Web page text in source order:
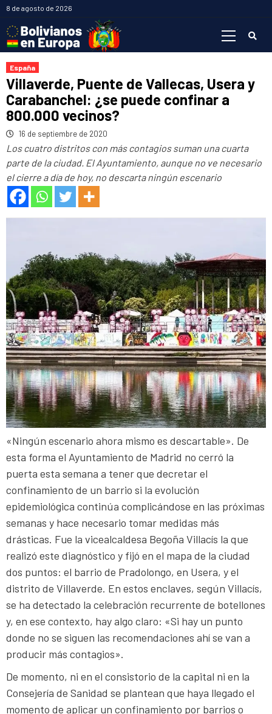
Saltar
contenido
8 de agosto de 2026
España
Villaverde, Puente de Vallecas, Usera y
Carabanchel: ¿se puede confinar a
800.000 vecinos?
16 de septiembre de 2020
Los cuatro distritos con más contagios suman una cuarta
parte de la ciudad. El Ayuntamiento, aunque no ve necesario
el cierre a día de hoy, no descarta ningún escenario
«Ningún escenario ahora mismo es descartable». De
esta forma el Ayuntamiento de Madrid no cerró la
puerta esta semana a tener que decretar el
confinamiento de un barrio si la evolución
epidemiológica continúa complicándose en las próximas
semanas y hace necesario tomar medidas más
drásticas. Fue la vicealcaldesa Begoña Villacís la que
realizó este diagnóstico y fijó en el mapa de la ciudad
dos puntos: el barrio de Pradolongo, en Usera, y el
distrito de Villaverde. En estos enclaves, según Villacís,
se ha detectado la celebración recurrente de botellones
y, en ese contexto, hay algo claro: «Si hay un punto
donde no se siguen las recomendaciones ahí se van a
producir más contagios».
De momento, ni en el consistorio de la capital ni en la
Consejería de Sanidad se plantean que haya llegado el
momento de aplicar un confinamiento por barrios o